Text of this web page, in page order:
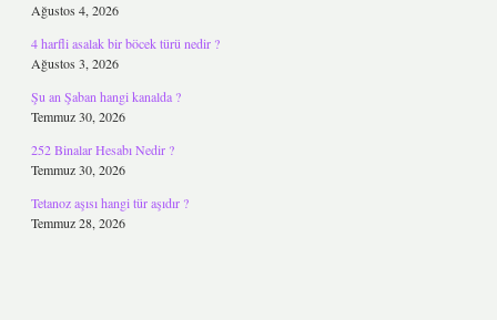
Ağustos 4, 2026
4 harfli asalak bir böcek türü nedir ?
Ağustos 3, 2026
Şu an Şaban hangi kanalda ?
Temmuz 30, 2026
252 Binalar Hesabı Nedir ?
Temmuz 30, 2026
Tetanoz aşısı hangi tür aşıdır ?
Temmuz 28, 2026